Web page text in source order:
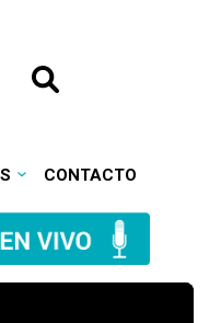
CONTACTO